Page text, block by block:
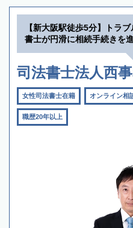
【新大阪駅徒歩5分】トラ
書士が円滑に相続手続きを
司法書士法人西
女性司法書士在籍 オンライン相
職歴20年以上